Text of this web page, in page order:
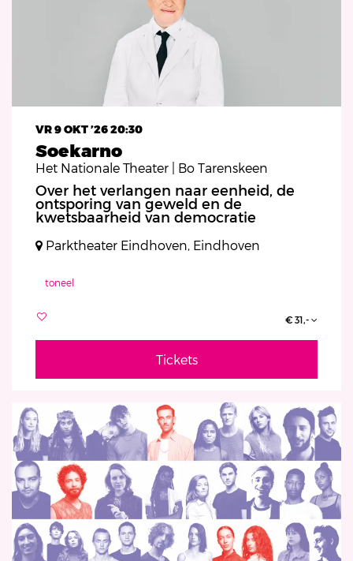
Soekarno
Het Nationale Theater | Bo Tarenskeen
VR 9 OKT ’2620:30
Over het verlangen naar eenheid, de
ontsporing van geweld en de
kwetsbaarheid van democratie
Parktheater Eindhoven, Eindhoven
toneel
€ 31,-
Tickets